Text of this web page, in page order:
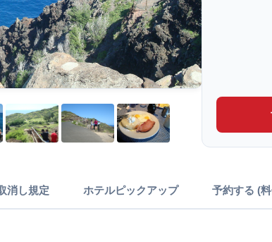
消し規定 ホテルピックアップ 予約する (